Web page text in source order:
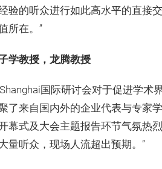
验的听众进行如此高水平的直接
所在。”
学教授，龙腾教授
国际研讨会对于促进学
了来自国内外的企业代表与专家
幕式及大会主题报告环节气氛热
量听众，现场人流超出预期。”